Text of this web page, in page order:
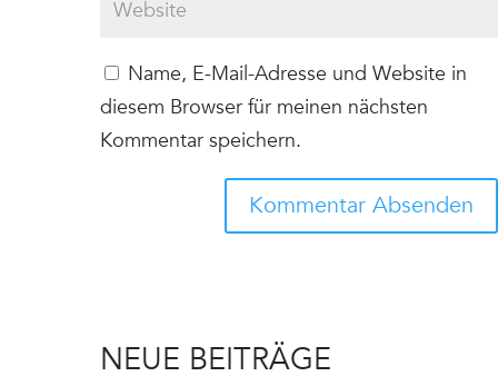
Name, E-Mail-Adresse und Website in
diesem Browser für meinen nächsten
Kommentar speichern.
NEUE BEITRÄGE